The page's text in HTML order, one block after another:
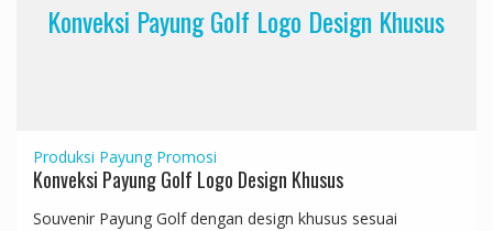
Konveksi Payung Golf Logo Design Khusus
Produksi Payung Promosi
Konveksi Payung Golf Logo Design Khusus
Souvenir Payung Golf dengan design khusus sesuai